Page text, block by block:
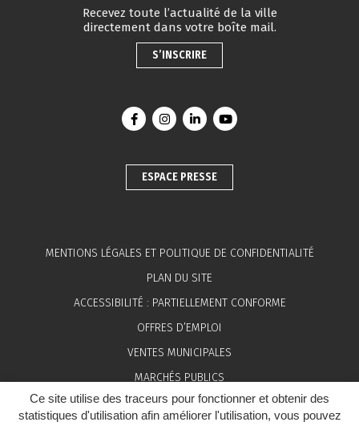
Ce site utilise des traceurs pour fonctionner et obtenir des
statistiques d'utilisation afin améliorer l'utilisation, vous pouvez
Recevez toute l’actualité de la ville
directement dans votre boîte mail.
S’INSCRIRE
Lien vers le compte Facebook
Lien vers le compte Instagram
Lien vers le compte Linkedin
Lien vers la chaîne
ESPACE PRESSE
MENTIONS LÉGALES ET POLITIQUE DE CONFIDENTIALITÉ
PLAN DU SITE
ACCESSIBILITÉ : PARTIELLEMENT CONFORME
OFFRES D’EMPLOI
VENTES MUNICIPALES
MARCHÉS PUBLICS
ESPACE PRESSE